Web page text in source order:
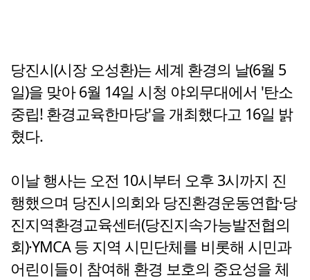
당진시(시장 오성환)는 세계 환경의 날(6월 5
일)을 맞아 6월 14일 시청 야외무대에서 '탄소
중립! 환경교육한마당'을 개최했다고 16일 밝
혔다.
이날 행사는 오전 10시부터 오후 3시까지 진
행했으며 당진시의회와 당진환경운동연합·당
진지역환경교육센터(당진지속가능발전협의
회)·YMCA 등 지역 시민단체를 비롯해 시민과
어린이들이 참여해 환경 보호의 중요성을 체